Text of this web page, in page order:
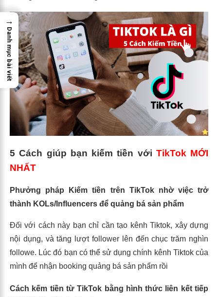
5 Cách giúp bạn kiếm tiền với TikTok MỚI
NHẤT
Phưởng pháp Kiếm tiền trên TikTok nhờ việc trở
thành KOLs/Influencers để quảng bá sản phẩm
Đối với cách này bạn chỉ cần tạo kênh Tiktok, xây dựng
nội dụng, và tăng lượt follower lên đến chục trăm nghìn
followe. Lúc đó bạn có thể sử dụng chính kênh Tiktok của
mình để nhận booking quảng bá sản phẩm rồi
Cách kếm tiền từ TikTok bằng hình thức liên kết tiếp
→
Danh mục bài viết